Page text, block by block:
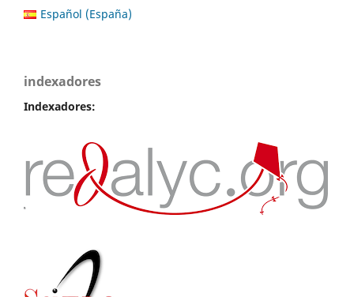
Español (España)
indexadores
Indexadores: